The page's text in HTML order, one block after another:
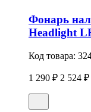
Фонарь
Headlight
Код товара:
1 290 ₽ 2 524 ₽